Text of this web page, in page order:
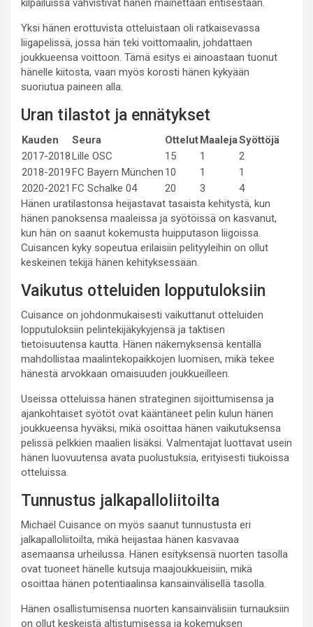
kilpailuissa vahvistivat hänen mainettaan entisestään.
Yksi hänen erottuvista otteluistaan oli ratkaisevassa
liigapelissä, jossa hän teki voittomaalin, johdattaen
joukkueensa voittoon. Tämä esitys ei ainoastaan tuonut
hänelle kiitosta, vaan myös korosti hänen kykyään
suoriutua paineen alla.
Uran tilastot ja ennätykset
Kauden Seura OttelutMaalejaSyöttöjä
2017-2018Lille OSC 15 1
2
2018-2019FC Bayern München 10 1
1
2020-2021 FC Schalke 04 20 3
4
Hänen uratilastonsa heijastavat tasaista kehitystä, kun
hänen panoksensa maaleissa ja syötöissä on kasvanut,
kun hän on saanut kokemusta huipputason liigoissa.
Cuisancen kyky sopeutua erilaisiin pelityyleihin on ollut
keskeinen tekijä hänen kehityksessään.
Vaikutus otteluiden lopputuloksiin
Cuisance on johdonmukaisesti vaikuttanut otteluiden
lopputuloksiin pelintekijäkykyjensä ja taktisen
tietoisuutensa kautta. Hänen näkemyksensä kentällä
mahdollistaa maalintekopaikkojen luomisen, mikä tekee
hänestä arvokkaan omaisuuden joukkueilleen.
Useissa otteluissa hänen strateginen sijoittumisensa ja
ajankohtaiset syötöt ovat kääntäneet pelin kulun hänen
joukkueensa hyväksi, mikä osoittaa hänen vaikutuksensa
pelissä pelkkien maalien lisäksi. Valmentajat luottavat usein
hänen luovuutensa avata puolustuksia, erityisesti tiukoissa
otteluissa.
Tunnustus jalkapalloliitoilta
Michaël Cuisance on myös saanut tunnustusta eri
jalkapalloliitoilta, mikä heijastaa hänen kasvavaa
asemaansa urheilussa. Hänen esityksensä nuorten tasolla
ovat tuoneet hänelle kutsuja maajoukkueisiin, mikä
osoittaa hänen potentiaalinsa kansainvälisellä tasolla.
Hänen osallistumisensa nuorten kansainvälisiin turnauksiin
on ollut keskeistä altistumisessa ja kokemuksen